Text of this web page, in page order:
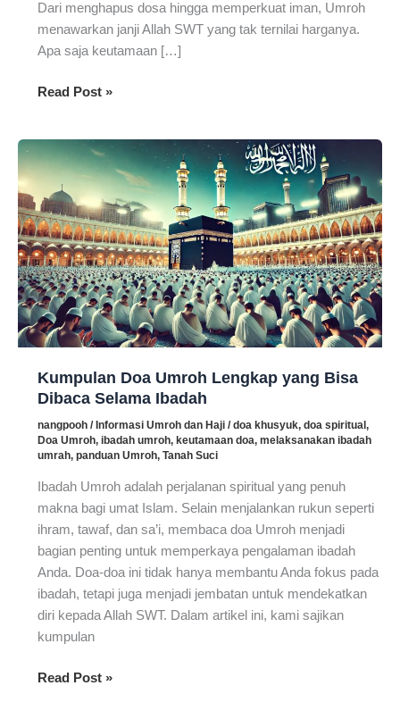
Dari menghapus dosa hingga memperkuat iman, Umroh
menawarkan janji Allah SWT yang tak ternilai harganya.
Apa saja keutamaan […]
Keutamaan
Tiket
Langsung
Menuju
Surga
yang
Harus
Anda
Tahu
Read Post »
Kumpulan Doa Umroh Lengkap yang Bisa
Dibaca Selama Ibadah
nangpooh / Informasi Umroh dan Haji/doa khusyuk, doa spiritual ,
Doa Umroh, ibadah umroh, keutamaan doa, melaksanakan ibadah
umrah, panduan Umroh, Tanah Suci
Ibadah Umroh adalah perjalanan spiritual yang penuh
makna bagi umat Islam. Selain menjalankan rukun seperti
ihram, tawaf, dan sa’i, membaca doa Umroh menjadi
bagian penting untuk memperkaya pengalaman ibadah
Anda. Doa-doa ini tidak hanya membantu Anda fokus pada
ibadah, tetapi juga menjadi jembatan untuk mendekatkan
diri kepada Allah SWT. Dalam artikel ini, kami sajikan
kumpulan
Kumpulan
Read Post »